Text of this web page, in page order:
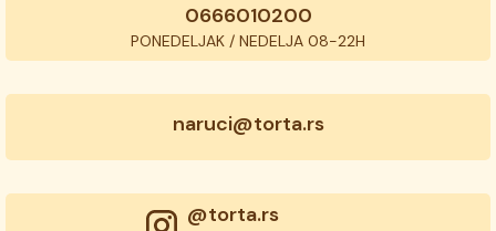
0666010200
PONEDELJAK / NEDELJA 08-22H
naruci@torta.rs
@torta.rs